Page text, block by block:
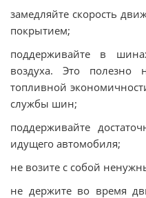
замедляйте скорость
покрытием;
поддерживайте в
воздуха. Это полезно
топливной
службы шин;
поддерживайте
идущего автомобиля;
не возите с собой
не держите во время